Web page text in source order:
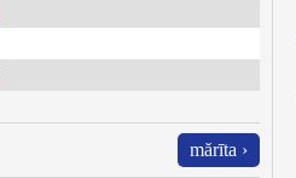
mărīta ›